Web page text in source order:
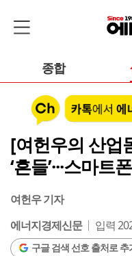
종합
[여헌우의 산업
‘흔들’···스마
여헌우 기자
에너지경제신문
입력
구글 검색 선호 출처로 추